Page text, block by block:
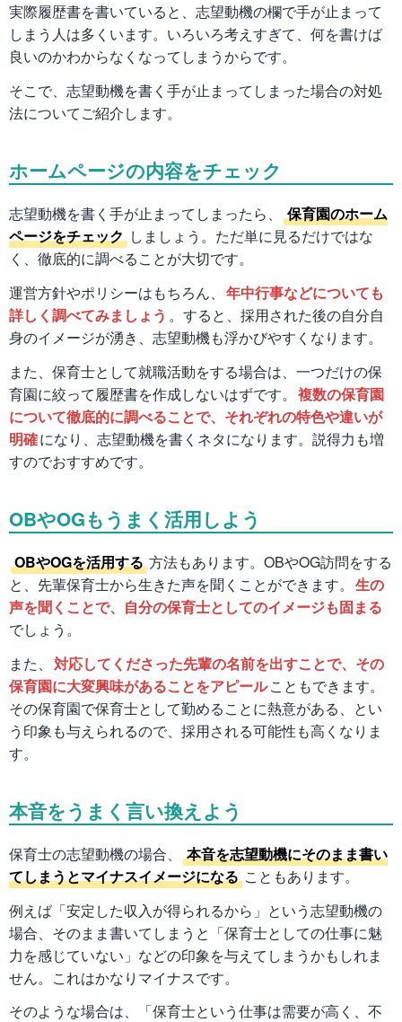
実際履歴書を書いていると、志望動機の欄で手が止まって
しまう人は多くいます。いろいろ考えすぎて、何を書けば
良いのかわからなくなってしまうからです。
そこで、志望動機を書く手が止まってしまった場合の対処
法についてご紹介します。
ホームページの内容をチェック
志望動機を書く手が止まってしまったら、
保育園のホーム
ページをチェック しましょう。ただ単に見るだけではな
く、徹底的に調べることが大切です。
運営方針やポリシーはもちろん、 年中行事などについても
詳しく調べてみましょう 。すると、採用された後の自分自
身のイメージが湧き、志望動機も浮かびやすくなります。
また、保育士として就職活動をする場合は、一つだけの保
育園に絞って履歴書を作成しないはずです。 複数の保育園
について徹底的に調べることで、それぞれの特色や違いが
明確になり、志望動機を書くネタになります。説得力も増
すのでおすすめです。
OBやOGもうまく活用しよう
OBやOGを活用する 方法もあります。OBやOG訪問をする
と、先輩保育士から生きた声を聞くことができます。 生の
声を聞くことで、自分の保育士としてのイメージも固まる
でしょう。
また、 対応してくださった先輩の名前を出すことで、その
保育園に大変興味があることをアピールこともできます。
その保育園で保育士として勤めることに熱意がある、とい
う印象も与えられるので、採用される可能性も高くなりま
す。
本音をうまく言い換えよう
保育士の志望動機の場合、
本音を志望動機にそのまま書い
てしまうとマイナスイメージになる こともあります。
例えば「安定した収入が得られるから」という志望動機の
場合、そのまま書いてしまうと「保育士としての仕事に魅
力を感じていない」などの印象を与えてしまうかもしれま
せん。これはかなりマイナスです。
そのような場合は、「保育士という仕事は需要が高く、不